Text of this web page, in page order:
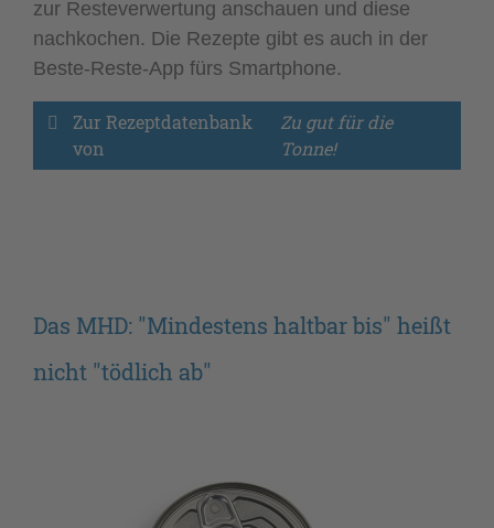
zur Resteverwertung anschauen und diese
nachkochen. Die Rezepte gibt es auch in der
Beste-Reste-App fürs Smartphone.
Zur Rezeptdatenbank
von
Zu gut für die
Tonne!
Das MHD: "Mindestens haltbar bis" heißt
nicht "tödlich ab"